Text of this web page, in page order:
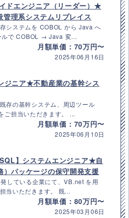
ドエンジニア（リーダー）★
理系システムリプレイス
システムを COBOL から Java へ
ルで COBOL → Java 変...
月額単価：70万円〜
2025年06月16日
ジニア★不動産業の基幹シス
存の基幹システム、周辺ツール
ご担当いただきます。 ...
月額単価：70万円〜
2025年06月10日
】システムエンジニア★自
）パッケージの保守開発支援
している企業にて、VB.net を用
当いただきます。 既...
月額単価：80万円〜
2025年03月06日